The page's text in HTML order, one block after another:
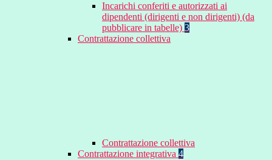
Incarichi conferiti e autorizzati ai
dipendenti (dirigenti e non dirigenti) (da
pubblicare in tabelle) 3
Contrattazione collettiva
Contrattazione collettiva
Contrattazione integrativa 4